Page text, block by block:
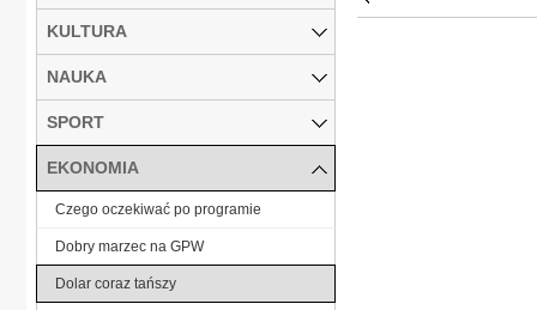
KULTURA
NAUKA
SPORT
EKONOMIA
Czego oczekiwać po programie
Dobry marzec na GPW
Dolar coraz tańszy